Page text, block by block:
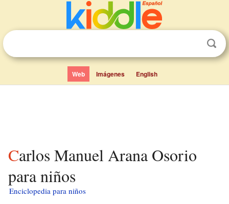
Web Imágenes English
Carlos Manuel Arana Osorio
para niños
Enciclopedia para niños